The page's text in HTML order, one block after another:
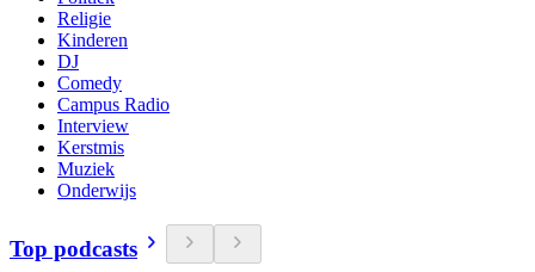
Religie
Kinderen
DJ
Comedy
Campus Radio
Interview
Kerstmis
Muziek
Onderwijs
Top podcasts